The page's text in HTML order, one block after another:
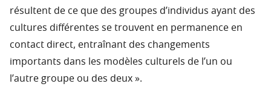
résultent de ce que des groupes d’individus ayant des
cultures différentes se trouvent en permanence en
contact direct, entraînant des changements
importants dans les modèles culturels de l’un ou
l’autre groupe ou des deux ».